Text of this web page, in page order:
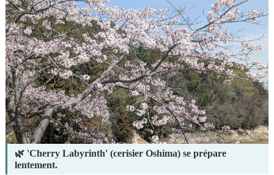
🌿 'Cherry Labyrinth' (cerisier Oshima) se prépare
lentement.